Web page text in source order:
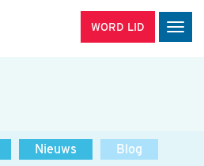
WORD LID
Nieuws
Blog